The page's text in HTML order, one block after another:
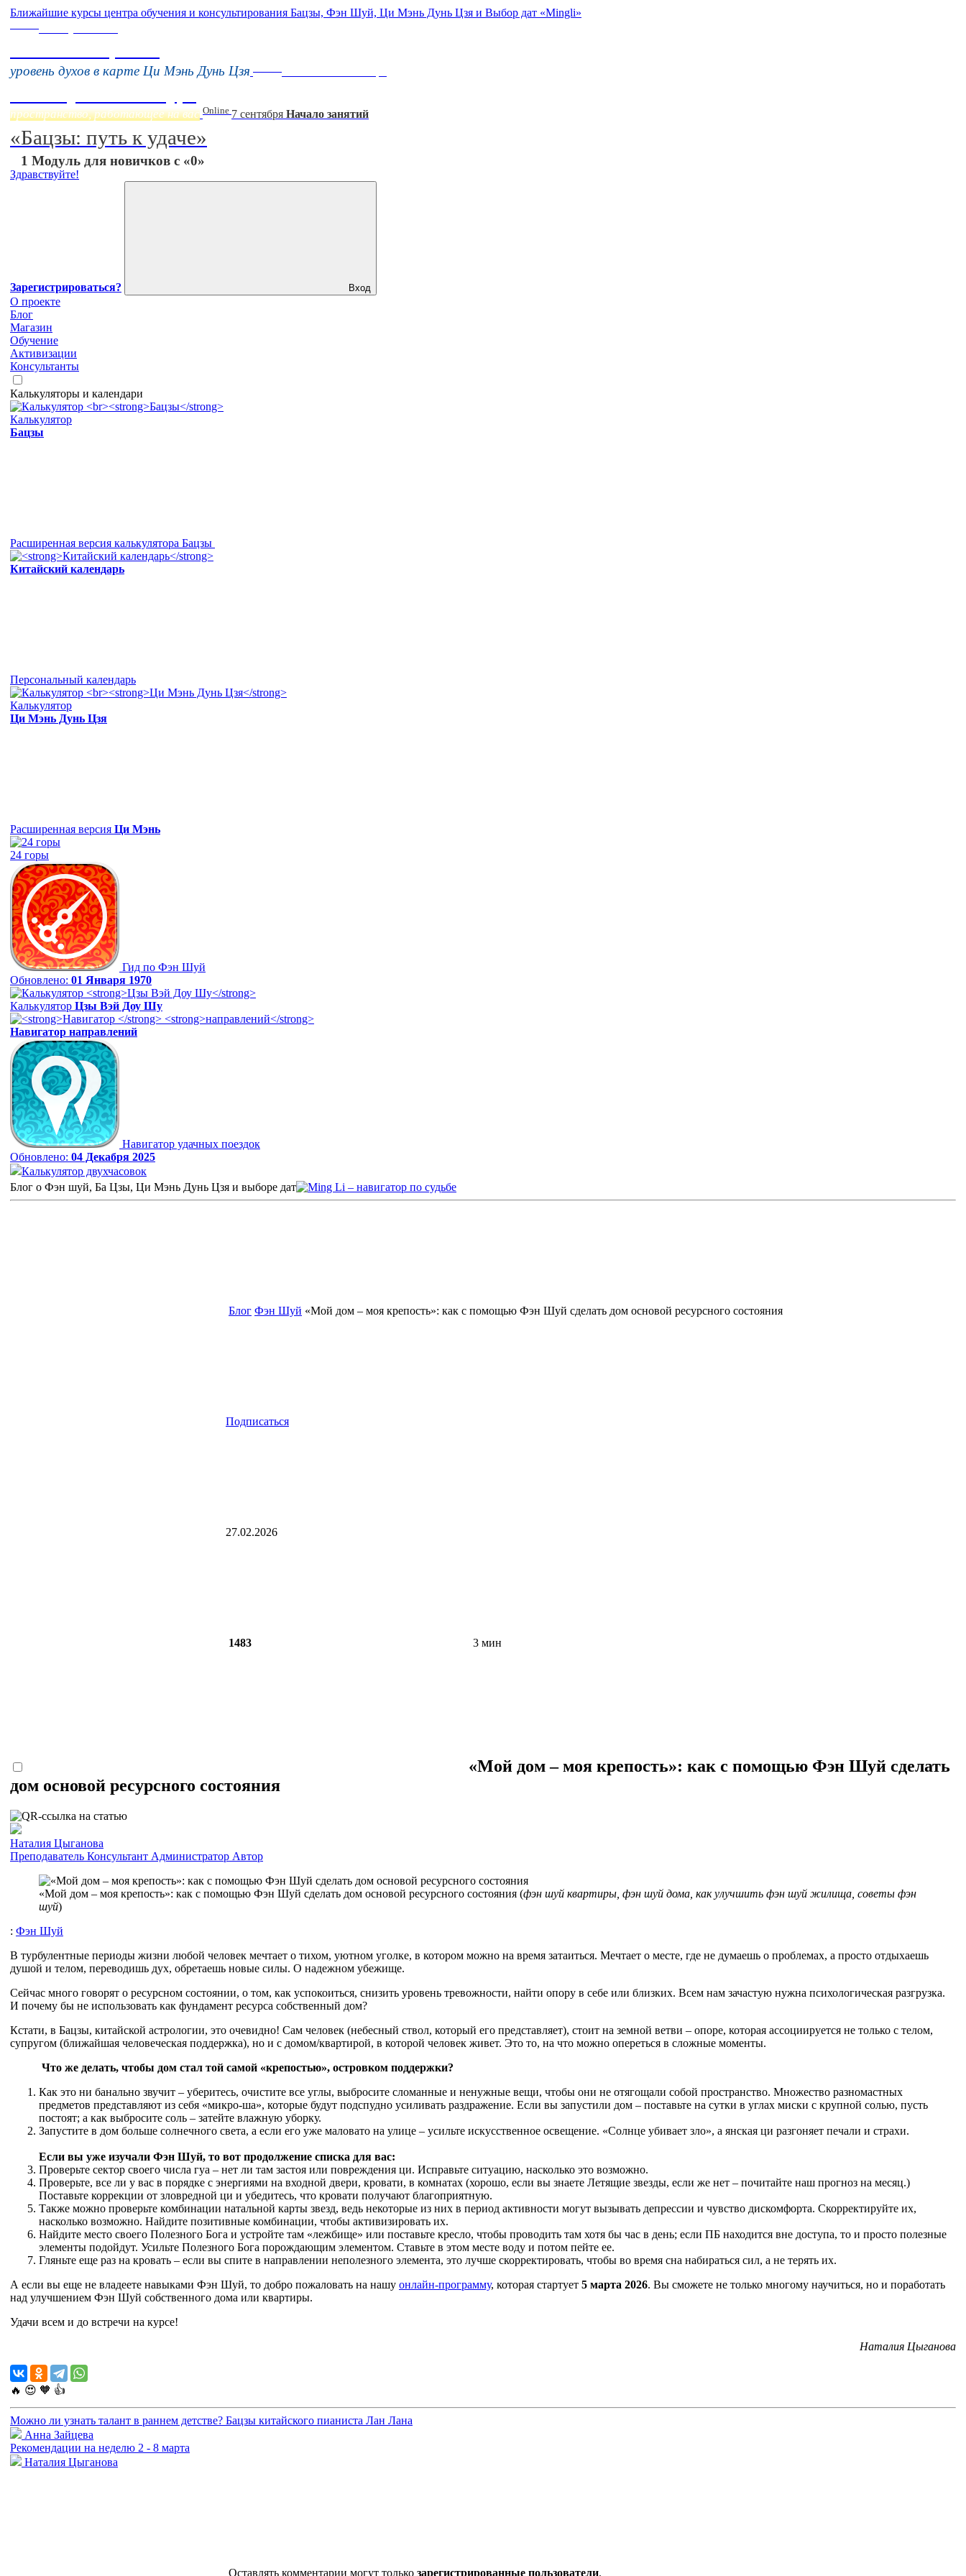
Ближайшие курсы центра обучения и консультирования Бацзы, Фэн Шуй, Ци Мэнь Дунь Цзя и Выбор дат «Mingli»
уровень духов в карте Ци Мэнь Дунь Цзя
пространство, работающее на вас Online 7 сентября Начало занятий
«Бацзы: путь к удаче»
1 Модуль для новичков с «0»
Здравствуйте!
Зарегистрироваться? Вход
О проекте
Блог
Магазин
Обучение
Активизации
Консультанты
Калькуляторы и календари
Калькулятор
Бацзы
Расширенная версия калькулятора Бацзы
Китайский календарь
Персональный календарь
Калькулятор
Ци Мэнь Дунь Цзя
Расширенная версия Ци Мэнь
24 горы
Гид по Фэн Шуй
Обновлено: 01 Января 1970
Калькулятор Цзы Вэй Доу Шу
Навигатор направлений
Навигатор удачных поездок
Обновлено: 04 Декабря 2025
Калькулятор двухчасовок
Блог о Фэн шуй, Ба Цзы, Ци Мэнь Дунь Цзя и выборе дат
Блог Фэн Шуй «Мой дом – моя крепость»: как с помощью Фэн Шуй сделать дом основой ресурсного состояния
Подписаться
27.02.2026
1483 3 мин
«Мой дом – моя крепость»: как с помощью Фэн Шуй сделать
дом основой ресурсного состояния
Наталия Цыганова
Преподаватель Консультант Администратор Автор
«Мой дом – моя крепость»: как с помощью Фэн Шуй сделать дом основой ресурсного состояния (фэн шуй квартиры, фэн шуй дома, как улучшить фэн шуй жилища, советы фэн
шуй)
: Фэн Шуй
В турбулентные периоды жизни любой человек мечтает о тихом, уютном уголке, в котором можно на время затаиться. Мечтает о месте, где не думаешь о проблемах, а просто отдыхаешь
душой и телом, переводишь дух, обретаешь новые силы. О надежном убежище.
Сейчас много говорят о ресурсном состоянии, о том, как успокоиться, снизить уровень тревожности, найти опору в себе или близких. Всем нам зачастую нужна психологическая разгрузка.
И почему бы не использовать как фундамент ресурса собственный дом?
Кстати, в Бацзы, китайской астрологии, это очевидно! Сам человек (небесный ствол, который его представляет), стоит на земной ветви – опоре, которая ассоциируется не только с телом,
супругом (ближайшая человеческая поддержка), но и с домом/квартирой, в которой человек живет. Это то, на что можно опереться в сложные моменты.
Что же делать, чтобы дом стал той самой «крепостью», островком поддержки?
Как это ни банально звучит – уберитесь, очистите все углы, выбросите сломанные и ненужные вещи, чтобы они не отягощали собой пространство. Множество разномастных
предметов представляют из себя «микро-ша», которые будут подспудно усиливать раздражение. Если вы запустили дом – поставьте на сутки в углах миски с крупной солью, пусть
постоят; а как выбросите соль – затейте влажную уборку.
Запустите в дом больше солнечного света, а если его уже маловато на улице – усильте искусственное освещение. «Солнце убивает зло», а янская ци разгоняет печали и страхи.
Если вы уже изучали Фэн Шуй, то вот продолжение списка для вас:
Проверьте сектор своего числа гуа – нет ли там застоя или повреждения ци. Исправьте ситуацию, насколько это возможно.
Проверьте, все ли у вас в порядке с энергиями на входной двери, кровати, в комнатах (хорошо, если вы знаете Летящие звезды, если же нет – почитайте наш прогноз на месяц.)
Поставьте коррекции от зловредной ци и убедитесь, что кровати получают благоприятную.
Также можно проверьте комбинации натальной карты звезд, ведь некоторые из них в период активности могут вызывать депрессии и чувство дискомфорта. Скорректируйте их,
насколько возможно. Найдите позитивные комбинации, чтобы активизировать их.
Найдите место своего Полезного Бога и устройте там «лежбище» или поставьте кресло, чтобы проводить там хотя бы час в день; если ПБ находится вне доступа, то и просто полезные
элементы подойдут. Усильте Полезного Бога порождающим элементом. Ставьте в этом месте воду и потом пейте ее.
Гляньте еще раз на кровать – если вы спите в направлении неполезного элемента, это лучше скорректировать, чтобы во время сна набираться сил, а не терять их.
А если вы еще не владеете навыками Фэн Шуй, то добро пожаловать на нашу онлайн-программу, которая стартует 5 марта 2026. Вы сможете не только многому научиться, но и поработать
над улучшением Фэн Шуй собственного дома или квартиры.
Удачи всем и до встречи на курсе!
Наталия Цыганова
🔥 😍 🧡 👍
Можно ли узнать талант в раннем детстве? Бацзы китайского пианиста Лан Лана
Анна Зайцева
Рекомендации на неделю 2 - 8 марта
Наталия Цыганова
Оставлять комментарии могут только зарегистрированные пользователи.